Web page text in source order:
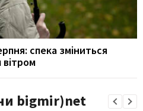
спека зміниться
bigmir)net